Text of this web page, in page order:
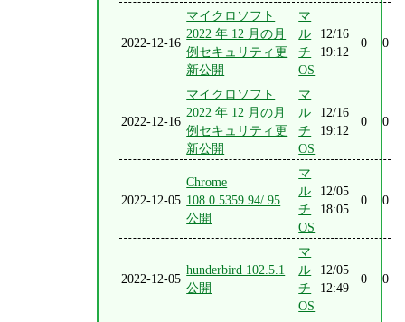
2022-12-16
マイクロソフト
2022 年 12 月の月
例セキュリティ更
新公開
マ
ル
チ
OS
12/16
19:12
0 0
2022-12-16
マイクロソフト
2022 年 12 月の月
例セキュリティ更
新公開
マ
ル
チ
OS
12/16
19:12
0 0
2022-12-05
Chrome
108.0.5359.94/.95
公開
マ
ル
チ
OS
12/05
18:05
0 0
2022-12-05
hunderbird 102.5.1
公開
マ
ル
チ
OS
12/05
12:49
0 0